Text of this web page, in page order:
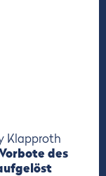
Klapproth
des